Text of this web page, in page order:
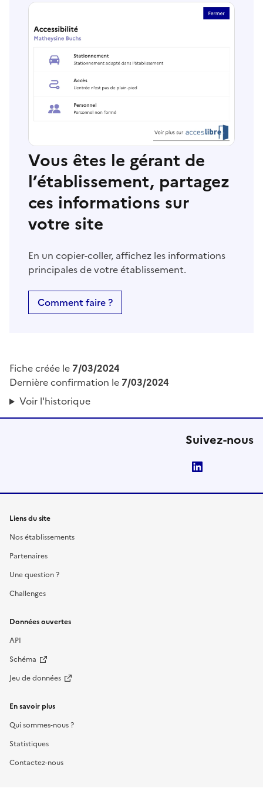
Vous êtes le gérant de
l’établissement, partagez
ces informations sur
votre site
En un copier-coller, affichez les informations
principales de votre établissement.
Comment faire ?
Fiche créée le 7/03/2024
Dernière confirmation le 7/03/2024
Voir l'historique
Suivez-nous
Liens du site
Nos établissements
Partenaires
Une question ?
Challenges
Données ouvertes
API
Schéma
Jeu de données
En savoir plus
Qui sommes-nous ?
Statistiques
Contactez-nous